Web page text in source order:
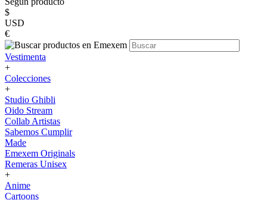
$
USD
€
Vestimenta
+
Colecciones
+
Studio Ghibli
Oido Stream
Collab Artistas
Sabemos Cumplir
Made
Emexem Originals
Remeras Unisex
+
Anime
Cartoons